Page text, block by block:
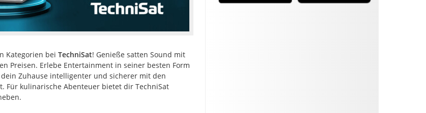
Kategorien bei TechniSat! Genieße satten Sound mit
Preisen. Erlebe Entertainment in seiner besten Form
Zuhause intelligenter und sicherer mit den
Für kulinarische Abenteuer bietet dir TechniSat